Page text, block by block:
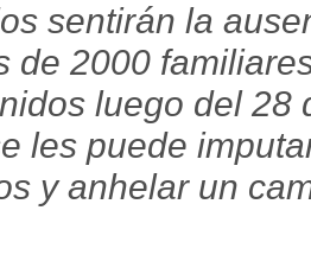
sentirán la
de 2000
luego del 28
les puede
y anhelar un